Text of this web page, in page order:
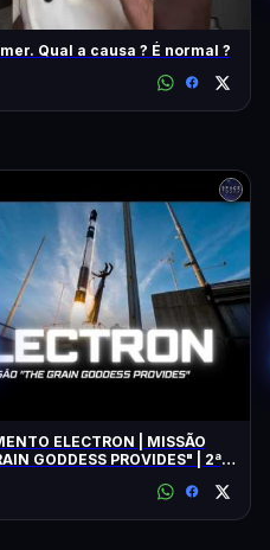
Qual a causa ? É normal ?
ELECTRON | MISSÃO
GODDESS PROVIDES" | 2ª